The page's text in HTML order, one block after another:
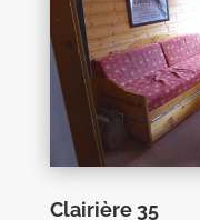
Met een
een badkamer
Clairière 35